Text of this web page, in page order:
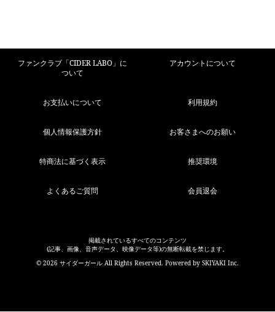
ファンクラブ「CIDER LABO」に
ついて
アカウントについて
お支払いについて 利用規約
個人情報保護方針 お客さまへのお願い
特商法に基づく表示 推奨環境
よくあるご質問 会員退会
掲載されているすべてのコンテンツ
(記事、画像、音声データ、映像データ等)の無断転載を禁じます。
© 2026 サイダーガール All Rights Reserved. Powered by SKIYAKI Inc.